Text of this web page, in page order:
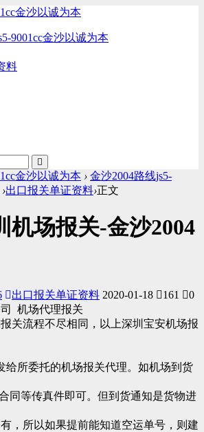
金沙以诚为本
9001cc金沙以诚为本
料
金沙以诚为本 › 金沙2004路线js5-
›出口报关单证资料›正文
机场报关-金沙2004
出口报关单证资料 2020-01-18 161
0
机场代理报关
关流程不尽相同，以上深圳宝安机场报
给所委托的机场报关代理。如机场到货
同等传真件即可。但到货通知是货物进
，所以如果提前能知道空运单号，则建